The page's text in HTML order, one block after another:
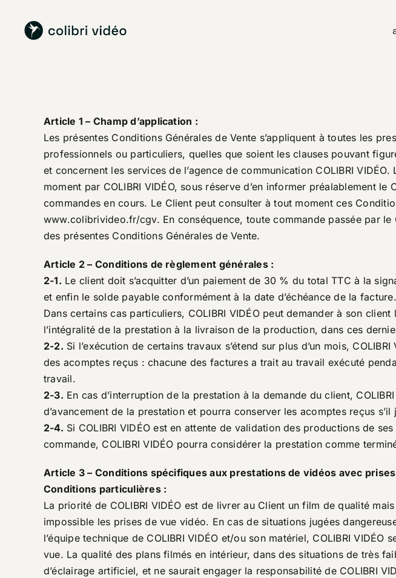
contenu
Article 1 – Champ d’application :
Les présentes Conditions Générales de Vente s’appliquent à toutes les
professionnels ou particuliers, quelles que soient les clauses pouvant
et concernent les services de l’agence de communication COLIBRI
moment par COLIBRI VIDÉO, sous réserve d’en informer préalablement
commandes en cours. Le Client peut consulter à tout moment ces
www.colibrivideo.fr/cgv. En conséquence, toute commande passée par
des présentes Conditions Générales de Vente.
Article 2 – Conditions de règlement générales :
2-1. Le client doit s’acquitter d’un paiement de 30 % du total TTC à la
et enfin le solde payable conformément à la date d’échéance de la
Dans certains cas particuliers, COLIBRI VIDÉO peut demander à son
l’intégralité de la prestation à la livraison de la production, dans ces
2-2. Si l’exécution de certains travaux s’étend sur plus d’un mois,
des acomptes reçus : chacune des factures a trait au travail exécuté
travail.
2-3. En cas d’interruption de la prestation à la demande du client,
d’avancement de la prestation et pourra conserver les acomptes reçus
2-4. Si COLIBRI VIDÉO est en attente de validation des productions de
commande, COLIBRI VIDÉO pourra considérer la prestation comme
Article 3 – Conditions spécifiques aux prestations de vidéos avec
Conditions particulières :
La priorité de COLIBRI VIDÉO est de livrer au Client un film de qualité
impossible les prises de vue vidéo. En cas de situations jugées
l’équipe technique de COLIBRI VIDÉO et/ou son matériel, COLIBRI
vue. La qualité des plans filmés en intérieur, dans des situations de très
d’éclairage artificiel, et ne saurait engager la responsabilité de COLIBRI